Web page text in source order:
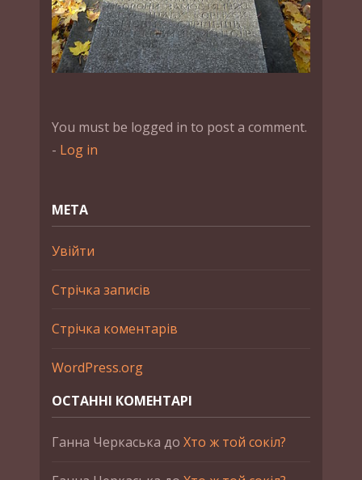
You must be logged in to post a comment.
- Log in
МЕТА
Увійти
Стрічка записів
Стрічка коментарів
WordPress.org
ОСТАННІ КОМЕНТАРІ
Ганна Черкаська до Хто ж той сокіл?